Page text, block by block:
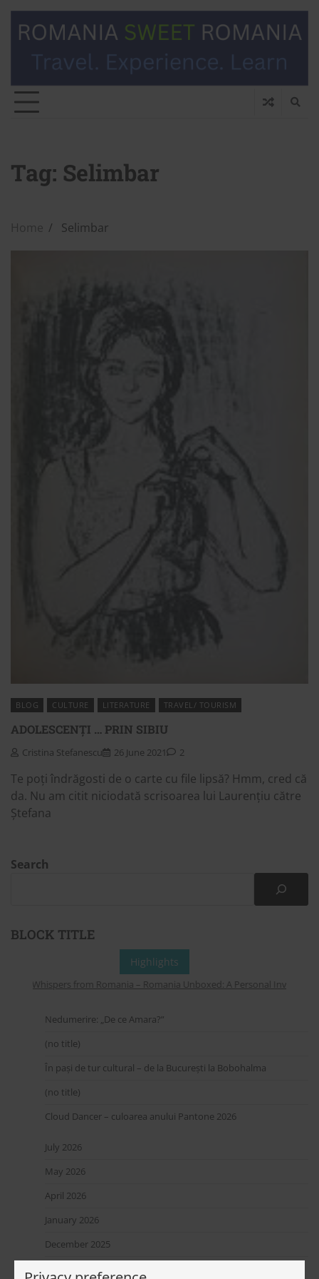
Tag: Selimbar
Home Selimbar
BLOG CULTURE LITERATURE TRAVEL/ TOURISM
ADOLESCENȚI … PRIN SIBIU
Cristina Stefanescu 26 June 2021 2
Te poți îndrăgosti de o carte cu file lipsă? Hmm, cred că
da. Nu am citit niciodată scrisoarea lui Laurențiu către
Ștefana
Search
BLOCK TITLE
Highlights
Whispers from Romania – Romania Unboxed: A Personal
Nedumerire: „De ce Amara?”
(no title)
În pași de tur cultural – de la București la Bobohalma
(no title)
Cloud Dancer – culoarea anului Pantone 2026
July 2026
May 2026
April 2026
January 2026
December 2025